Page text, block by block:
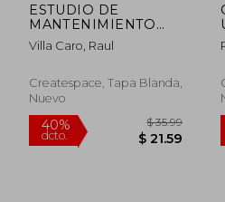
40%
dcto. $ 46.67
ESTUDIO DE
MANTENIMIENTO
PREDICTIVO en un
BUQUE DE GUERRA
Villa Caro, Raul
Createspace, Tapa Blanda,
Nuevo